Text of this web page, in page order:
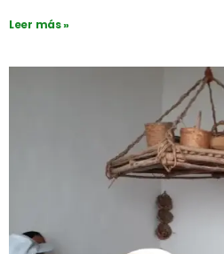
Leer más »